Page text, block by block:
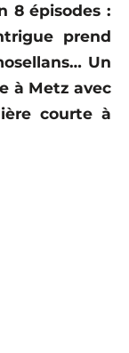
8 épisodes :
prend
Un
à Metz avec
courteà